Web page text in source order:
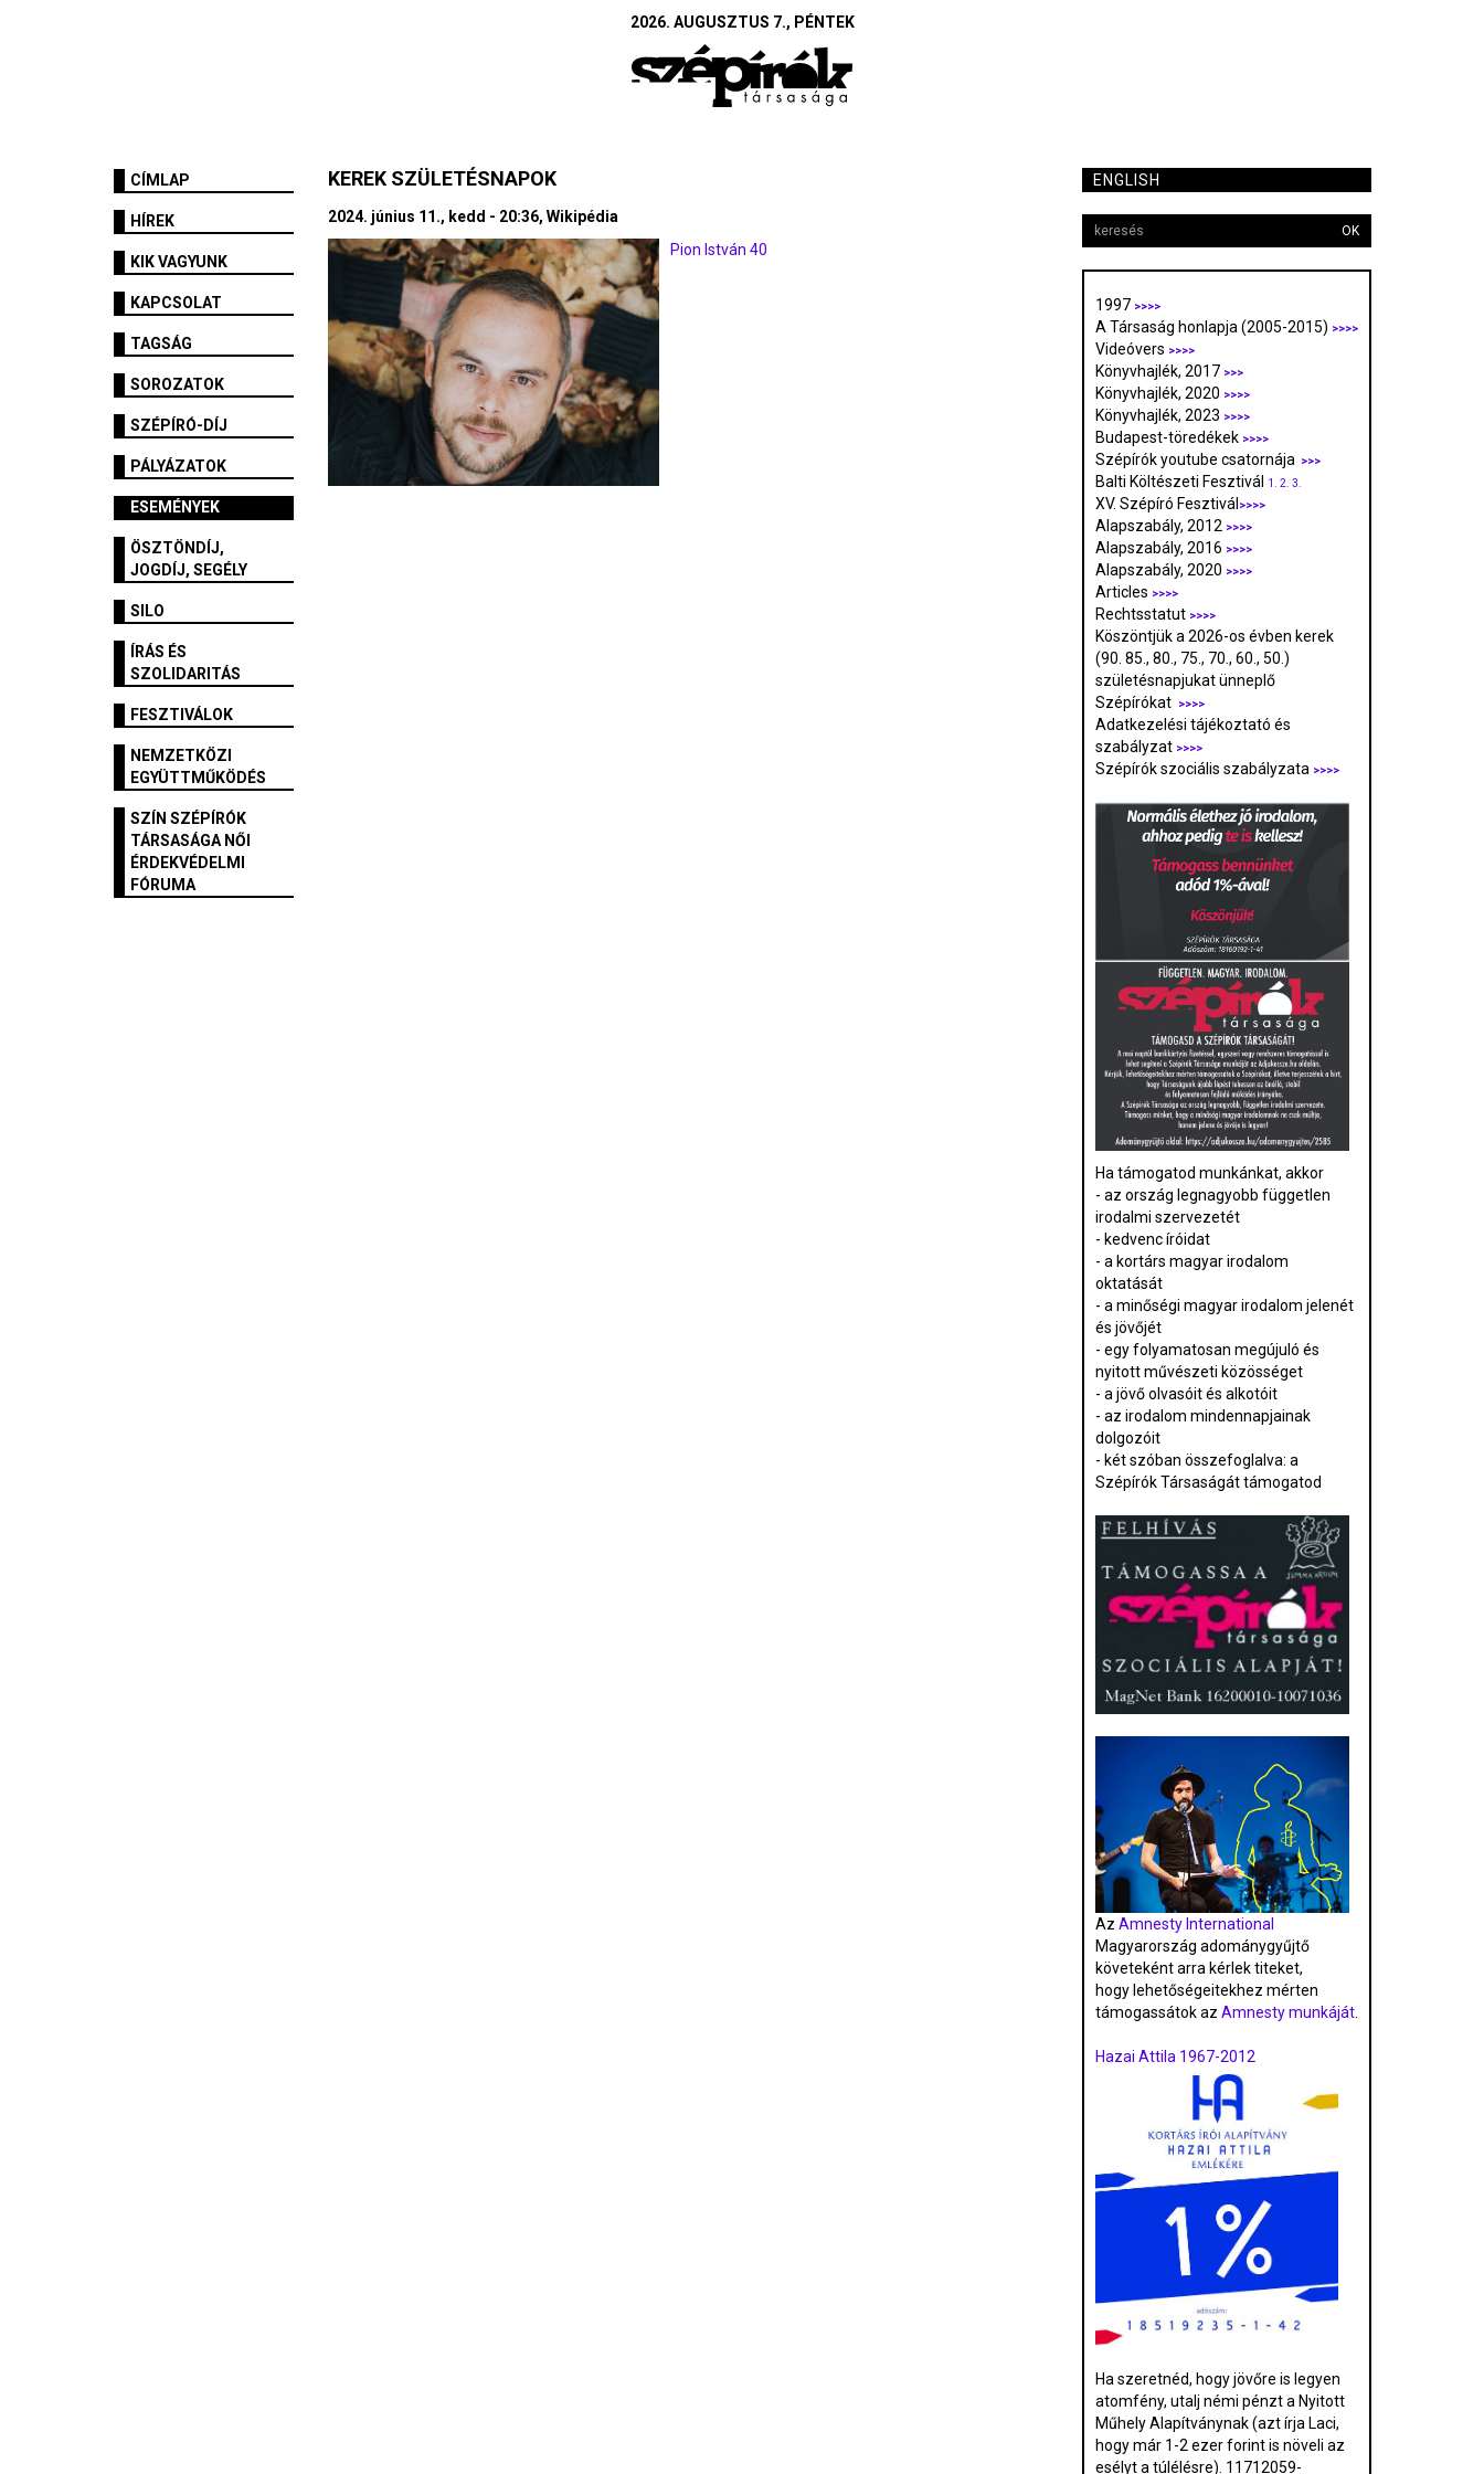
2026. AUGUSZTUS 7., PÉNTEK
CÍMLAP
HÍREK
KIK VAGYUNK
KAPCSOLAT
TAGSÁG
SOROZATOK
SZÉPÍRÓ-DÍJ
PÁLYÁZATOK
ESEMÉNYEK
ÖSZTÖNDÍJ,
JOGDÍJ, SEGÉLY
SILO
ÍRÁS ÉS
SZOLIDARITÁS
FESZTIVÁLOK
NEMZETKÖZI
EGYÜTTMŰKÖDÉS
SZÍN SZÉPÍRÓK
TÁRSASÁGA NŐI
ÉRDEKVÉDELMI
FÓRUMA
KEREK SZÜLETÉSNAPOK
2024. június 11., kedd - 20:36, Wikipédia
Pion István 40
ENGLISH
OK
1997 >>>>
A Társaság honlapja (2005-2015) >>>>
Videóvers >>>>
Könyvhajlék, 2017 >>>
Könyvhajlék, 2020 >>>>
Könyvhajlék, 2023 >>>>
Budapest-töredékek >>>>
Szépírók youtube csatornája >>>
Balti Költészeti Fesztivál 1. 2. 3.
XV. Szépíró Fesztivál >>>>
Alapszabály, 2012 >>>>
Alapszabály, 2016 >>>>
Alapszabály, 2020 >>>>
Articles >>>>
Rechtsstatut >>>>
Köszöntjük a 2026-os évben kerek
(90. 85., 80., 75., 70., 60., 50.)
születésnapjukat ünneplő
Szépírókat
>>>>
Adatkezelési tájékoztató és
szabályzat >>>>
Szépírók szociális szabályzata >>>>
Ha támogatod munkánkat, akkor
- az ország legnagyobb független
irodalmi szervezetét
- kedvenc íróidat
- a kortárs magyar irodalom
oktatását
- a minőségi magyar irodalom jelenét
és jövőjét
- egy folyamatosan megújuló és
nyitott művészeti közösséget
- a jövő olvasóit és alkotóit
- az irodalom mindennapjainak
dolgozóit
- két szóban összefoglalva: a
Szépírók Társaságát támogatod
Az Amnesty International
Magyarország adománygyűjtő
követeként arra kérlek titeket,
hogy lehetőségeitekhez mérten
támogassátok az Amnesty munkáját.
Hazai Attila 1967-2012
Ha szeretnéd, hogy jövőre is legyen
atomfény, utalj némi pénzt a Nyitott
Műhely Alapítványnak (azt írja Laci,
hogy már 1-2 ezer forint is növeli az
esélyt a túlélésre). 11712059-